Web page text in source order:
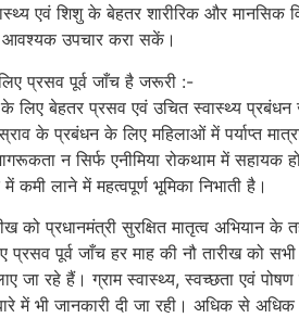
एवं शिशु के बेहतर शारीरिक और मानसिक
आवश्यक उपचार करा सकें।
प्रसव पूर्व जाँच है जरूरी :-
लिए बेहतर प्रसव एवं उचित स्वास्थ्य
के प्रबंधन के लिए महिलाओं में पर्याप्त
न सिर्फ एनीमिया रोकथाम में सहायक
कमी लाने में महत्वपूर्ण भूमिका निभाती है।
को प्रधानमंत्री सुरक्षित मातृत्व अभियान
प्रसव पूर्व जाँच हर माह की नौ तारीख को
जा रहे हैं। ग्राम स्वास्थ्य, स्वच्छता एवं
में भी जानकारी दी जा रही। अधिक से